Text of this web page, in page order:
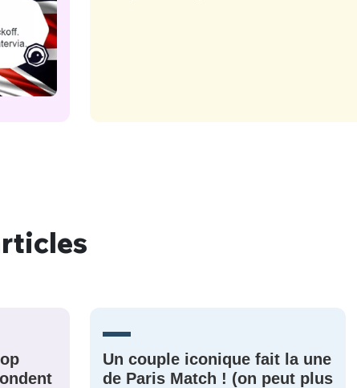
Un couple iconique fait la une
de Paris Match ! (on peut plus
PSEUDO